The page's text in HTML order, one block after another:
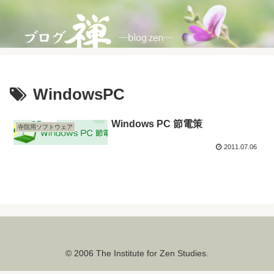
WindowsPC
寺院用ソフトウェア Windows PC 節電策
2011.07.06
© 2006 The Institute for Zen Studies.